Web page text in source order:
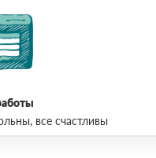
все счастливы